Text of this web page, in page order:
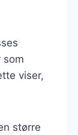
som
viser,
større